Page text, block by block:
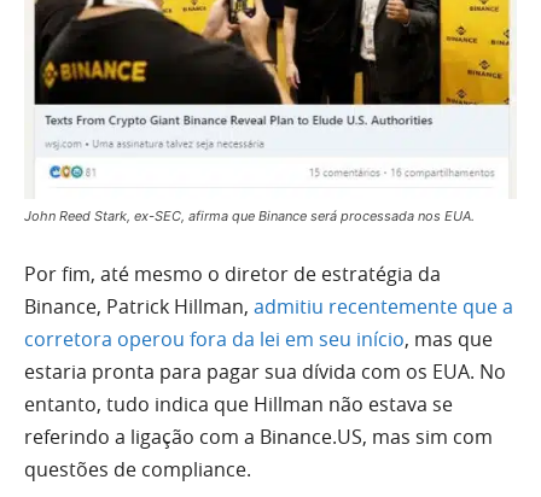
John Reed Stark, ex-SEC, afirma que Binance será processada nos EUA.
Por fim, até mesmo o diretor de estratégia da
Binance, Patrick Hillman, admitiu recentemente que a
corretora operou fora da lei em seu início, mas que
estaria pronta para pagar sua dívida com os EUA. No
entanto, tudo indica que Hillman não estava se
referindo a ligação com a Binance.US, mas sim com
questões de compliance.